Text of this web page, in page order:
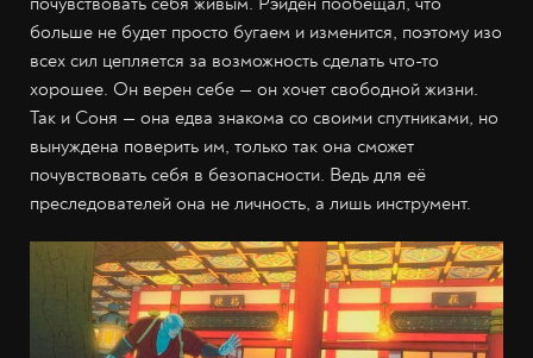
больше не будет просто бугаем и изменится, поэтому изо
всех сил цепляется за возможность сделать что-то
хорошее. Он верен себе — он хочет свободной жизни.
Так и Соня — она едва знакома со своими спутниками, но
вынуждена поверить им, только так она сможет
почувствовать себя в безопасности. Ведь для её
преследователей она не личность, а лишь инструмент.